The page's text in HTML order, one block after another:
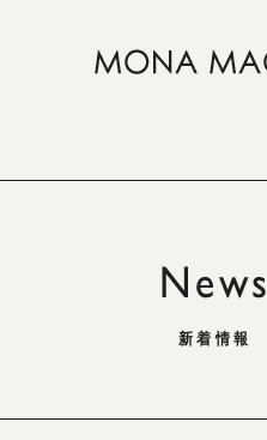
News
新着情報